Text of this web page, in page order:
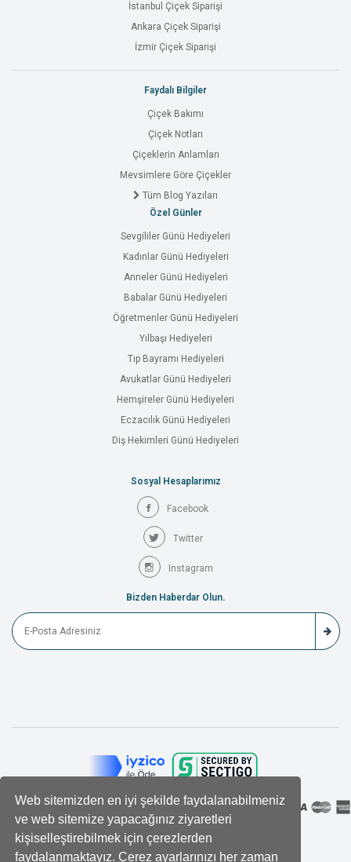
Web sitemizden en iyi şekilde faydalanabilmeniz
ve web sitemize yapacağınız ziyaretleri
kişiselleştirebilmek için çerezlerden
faydalanmaktayız. Çerez ayarlarınızı her zaman
İstanbul Çiçek Siparişi
Ankara Çiçek Siparişi
İzmir Çiçek Siparişi
Faydalı Bilgiler
Çiçek Bakımı
Çiçek Notları
Çiçeklerin Anlamları
Mevsimlere Göre Çiçekler
Tüm Blog Yazıları
Özel Günler
Sevgililer Günü Hediyeleri
Kadınlar Günü Hediyeleri
Anneler Günü Hediyeleri
Babalar Günü Hediyeleri
Öğretmenler Günü Hediyeleri
Yılbaşı Hediyeleri
Tıp Bayramı Hediyeleri
Avukatlar Günü Hediyeleri
Hemşireler Günü Hediyeleri
Eczacılık Günü Hediyeleri
Diş Hekimleri Günü Hediyeleri
Sosyal Hesaplarımız
Facebook
Twitter
Instagram
Bizden Haberdar Olun.